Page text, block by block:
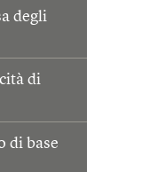
degli
di
di base